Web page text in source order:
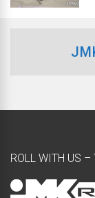
ROLL WITH US –